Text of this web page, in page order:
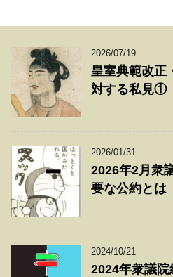
2026/07/19
皇室典範改正
対する私見①
2026/01/31
2026年2月衆
要な公約とは
2024/10/21
2024年衆議院